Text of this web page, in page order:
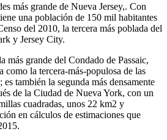
más grande de Nueva Jersey,. Con
una población de 150 mil habitantes
del 2010, la tercera más poblada del
y Jersey City.
más grande del Condado de Passaic,
como la tercera-más-populosa de las
también la segunda más densamente
de la Ciudad de Nueva York, con un
cuadradas, unos 22 km2 y
en cálculos de estimaciones que